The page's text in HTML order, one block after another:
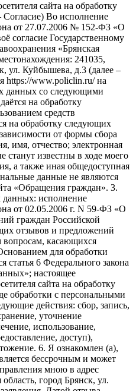
сайта на обработку
Согласие) Во исполнение
от 27.07.2006 № 152-ФЗ «О
согласие Государственному
«Брянская
241035,
ул. Куйбышева, д.3 (далее –
https://www.policlin.ru/ на
данных со следующими
на обработку
средств
на обработку следующих
от формы сбора
имя, отчество; электронная
станут известны в ходе моего
а также иная общедоступная
данные не являются
«Обращения граждан». 3.
данных: исполнение
от 02.05.2006 г. N 59-ФЗ «О
граждан Российской
отзывов и предложений
касающихся
для обработки
6 Федерального закона
настоящее
сайта на обработку
обработки с персональными
действия: сбор, запись,
уточнение
использование,
доступ),
6. Я ознакомлен (а),
бессрочным и может
мною в адрес
город Брянск, ул.